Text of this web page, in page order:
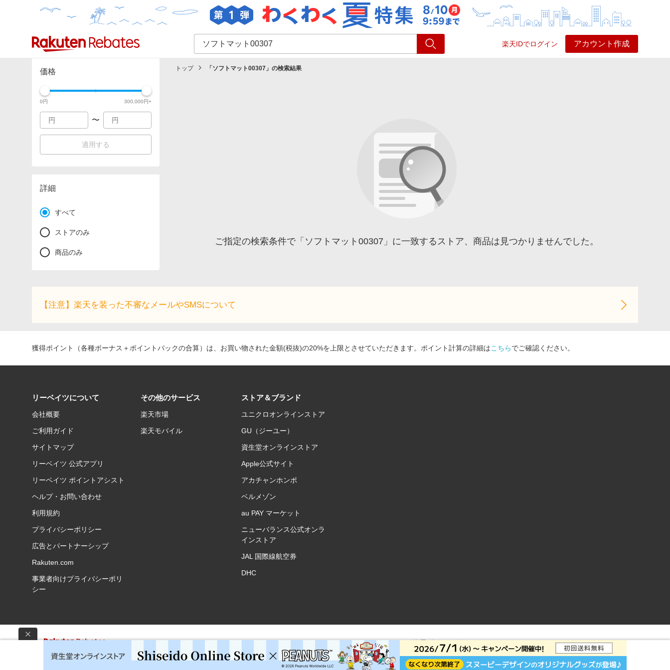
楽天IDでログイン アカウント作成
カテゴリー一覧 イベント一覧 ショッピング
価格
0円 300,000円+
〜
適用する
詳細
すべて
ストアのみ
商品のみ
トップ 「 ソフトマット00307 」の検索結果
ご指定の検索条件で「ソフトマット00307」に一致するストア、商品は見つかりませんでした。
【注意】楽天を装った不審なメールやSMSについて
獲得ポイント（各種ボーナス＋ポイントバックの合算）は、お買い物された金額(税抜)の20%を上限とさせていただきます。ポイント計算の詳細はこちらでご確認ください。
リーベイツについて
会社概要
ご利用ガイド
サイトマップ
リーベイツ 公式アプリ
リーベイツ ポイントアシスト
ヘルプ・お問い合わせ
利用規約
プライバシーポリシー
広告とパートナーシップ
Rakuten.com
事業者向けプライバシーポリ
シー
その他のサービス
楽天市場
楽天モバイル
ストア＆ブランド
ユニクロオンラインストア
GU（ジーユー）
資生堂オンラインストア
Apple公式サイト
アカチャンホンポ
ベルメゾン
au PAY マーケット
ニューバランス公式オンラ
インストア
JAL 国際線航空券
DHC
楽天ポイントサイト © Rakuten Group, Inc.